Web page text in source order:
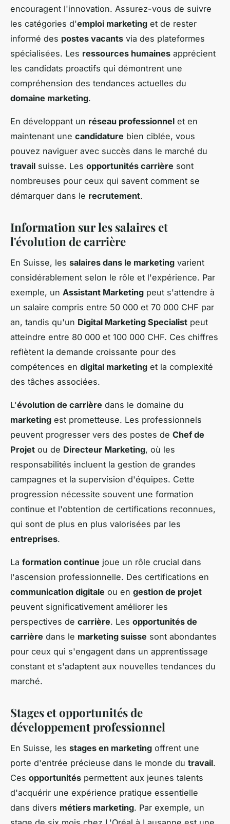
encouragent l'innovation. Assurez-vous de suivre
les catégories d'emploi marketing et de rester
informé des postes vacants via des plateformes
spécialisées. Les ressources humaines apprécient
les candidats proactifs qui démontrent une
compréhension des tendances actuelles du
domaine marketing.
En développant un réseau professionnel et en
maintenant une candidature bien ciblée, vous
pouvez naviguer avec succès dans le marché du
travail suisse. Les opportunités carrière sont
nombreuses pour ceux qui savent comment se
démarquer dans le recrutement.
Information sur les salaires et
l'évolution de carrière
En Suisse, les salaires dans le marketing varient
considérablement selon le rôle et l'expérience. Par
exemple, un Assistant Marketing peut s'attendre à
un salaire compris entre 50 000 et 70 000 CHF par
an, tandis qu'un Digital Marketing Specialist peut
atteindre entre 80 000 et 100 000 CHF. Ces chiffres
reflètent la demande croissante pour des
compétences en digital marketing et la complexité
des tâches associées.
L'évolution de carrière dans le domaine du
marketing est prometteuse. Les professionnels
peuvent progresser vers des postes de Chef de
Projet ou de Directeur Marketing, où les
responsabilités incluent la gestion de grandes
campagnes et la supervision d'équipes. Cette
progression nécessite souvent une formation
continue et l'obtention de certifications reconnues,
qui sont de plus en plus valorisées par les
entreprises.
La formation continue joue un rôle crucial dans
l'ascension professionnelle. Des certifications en
communication digitale ou en gestion de projet
peuvent significativement améliorer les
perspectives de carrière. Les opportunités de
carrière dans le marketing suisse sont abondantes
pour ceux qui s'engagent dans un apprentissage
constant et s'adaptent aux nouvelles tendances du
marché.
Stages et opportunités de
développement professionnel
En Suisse, les stages en marketing offrent une
porte d'entrée précieuse dans le monde du travail.
Ces opportunités permettent aux jeunes talents
d'acquérir une expérience pratique essentielle
dans divers métiers marketing. Par exemple, un